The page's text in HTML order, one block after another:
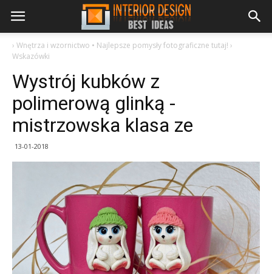
› Wnętrza i wzornictwo • Najlepsze pomysły fotograficzne tutaj! ›
Wskazówki
Wystrój kubków z
polimerową glinką -
mistrzowska klasa ze
13-01-2018